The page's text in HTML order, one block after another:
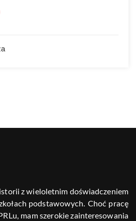
z wieloletnim doświadczeniem
podstawowych. Choć pracę
mam szerokie zainteresowania